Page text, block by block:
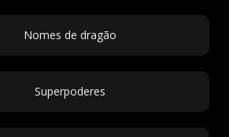
Nomes de dragão
Superpoderes